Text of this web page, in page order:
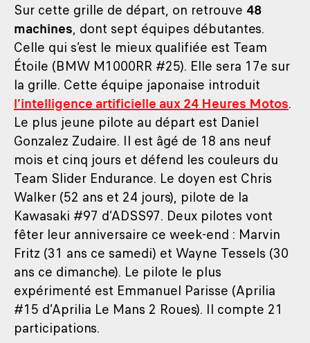
Sur cette grille de départ, on retrouve 48
machines, dont sept équipes débutantes.
Celle qui s’est le mieux qualifiée est Team
Étoile (BMW M1000RR #25). Elle sera 17e sur
la grille. Cette équipe japonaise introduit
l’intelligence artificielle aux 24 Heures Motos.
Le plus jeune pilote au départ est Daniel
Gonzalez Zudaire. Il est âgé de 18 ans neuf
mois et cinq jours et défend les couleurs du
Team Slider Endurance. Le doyen est Chris
Walker (52 ans et 24 jours), pilote de la
Kawasaki #97 d’ADSS97. Deux pilotes vont
fêter leur anniversaire ce week-end : Marvin
Fritz (31 ans ce samedi) et Wayne Tessels (30
ans ce dimanche). Le pilote le plus
expérimenté est Emmanuel Parisse (Aprilia
#15 d’Aprilia Le Mans 2 Roues). Il compte 21
participations.